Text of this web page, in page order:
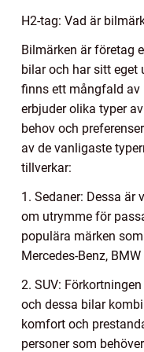
H2-tag: Vad är
Bilmärken är företag
bilar och har sitt eget
finns ett mångfald av
erbjuder olika typer
behov och
av de vanligaste
tillverkar:
1. Sedaner: Dessa
om utrymme för
populära märken
Mercedes-Benz,
2. SUV:
och dessa bilar
komfort och
personer som